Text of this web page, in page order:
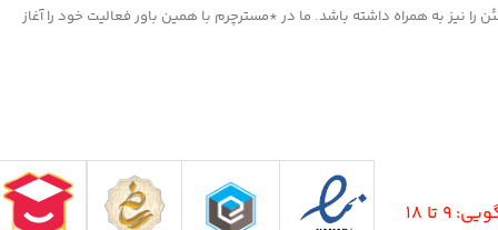
نیز به همراه داشته باشد. ما در *مسترچرم با همین باور فعالیت خود را آغاز
تا 18